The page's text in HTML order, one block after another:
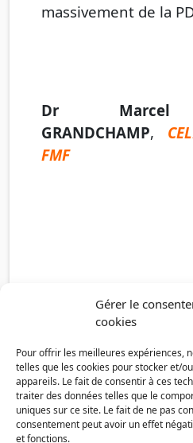
Gérer le
cookies
Pour offrir les meilleures expériences,
telles que les cookies pour stocker et/
appareils. Le fait de consentir à ces
traiter des données telles que le
uniques sur ce site. Le fait de ne pas
consentement peut avoir un effet
et fonctions.
massivement de la
Dr Marcel
GRANDCHAMP,
FMF